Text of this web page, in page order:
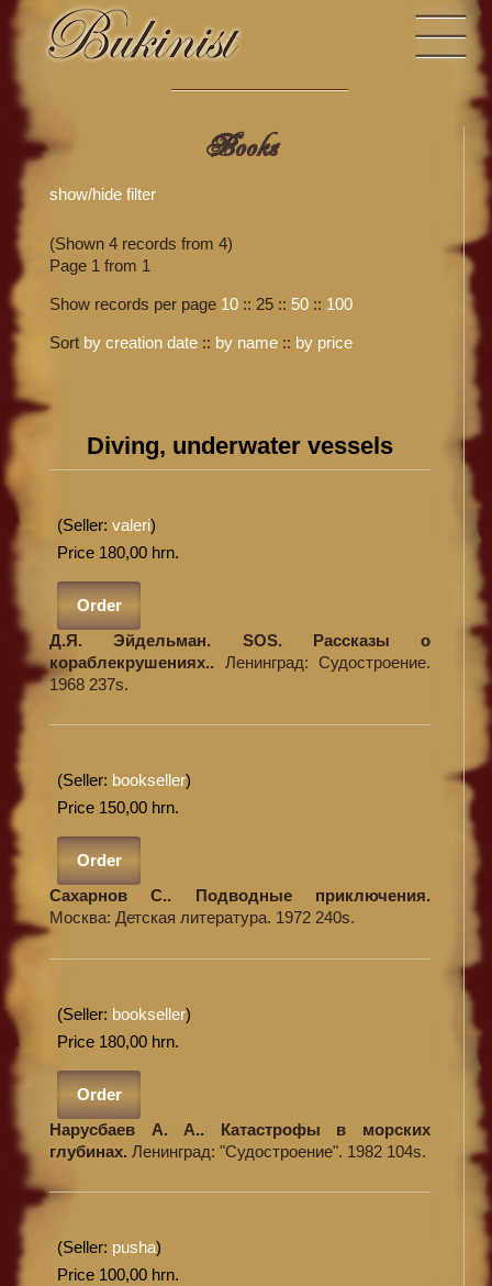
Books
show/hide filter
(Shown 4 records from 4)
Page 1 from 1
Show records per page 10 :: 25 :: 50 :: 100
Sort by creation date :: by name :: by price
Diving, underwater vessels
(Seller: valeri)
Price 180,00 hrn.
Order
Д.Я. Эйдельман. SOS. Рассказы о
кораблекрушениях.. Ленинград: Судостроение.
1968 237s.
(Seller: bookseller)
Price 150,00 hrn.
Order
Сахарнов С.. Подводные приключения.
Москва: Детская литература. 1972 240s.
(Seller: bookseller)
Price 180,00 hrn.
Order
Нарусбаев А. А.. Катастрофы в морских
глубинах. Ленинград: "Судостроение". 1982 104s.
(Seller: pusha)
Price 100,00 hrn.